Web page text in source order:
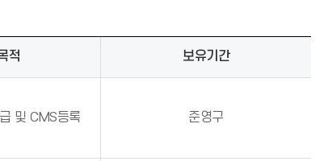
적 보유기간
및 CMS등록 준영구